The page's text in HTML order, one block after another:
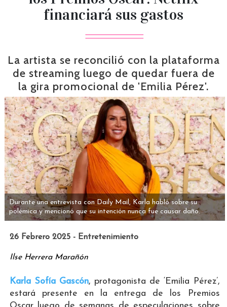
financiará sus gastos
La artista se reconcilió con la plataforma
de streaming luego de quedar fuera de
la gira promocional de 'Emilia Pérez'.
Durante una entrevista con Daily Mail, Karla habló sobre su
polémica y mencionó que su intención nunca fue causar daño.
26 Febrero 2025 - Entretenimiento
Ilse Herrera Marañón
Karla Sofía Gascón, protagonista de ‘Emilia Pérez’,
estará presente en la entrega de los Premios